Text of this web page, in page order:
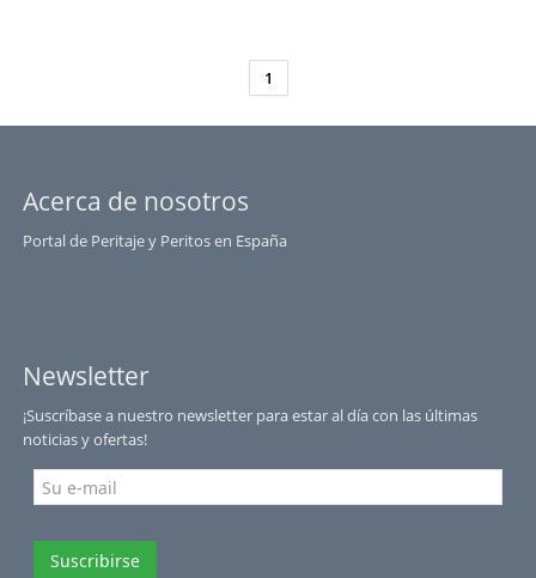
1
Acerca de nosotros
Portal de Peritaje y Peritos en España
Newsletter
¡Suscríbase a nuestro newsletter para estar al día con las últimas
noticias y ofertas!
Suscribirse